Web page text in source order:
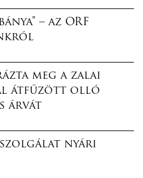
– az ORF
meg a zalai
átfűzött olló
árvát
nyári